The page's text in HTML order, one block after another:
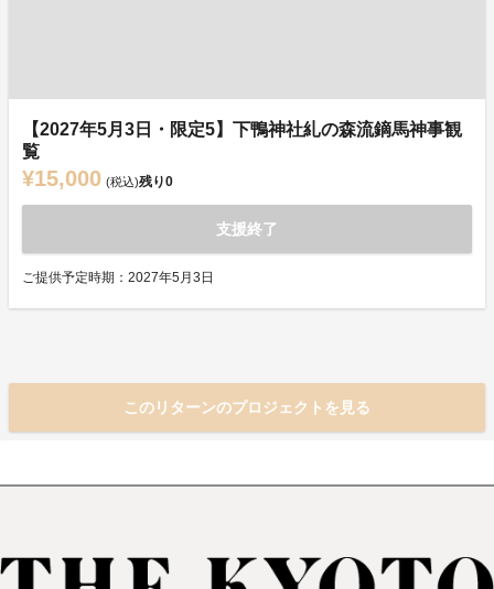
【2027年5月3日・限定5】下鴨神社糺の森流鏑馬神事観
覧
¥15,000 (税込)残り0
支援終了
ご提供予定時期：2027年5月3日
このリターンのプロジェクトを見る